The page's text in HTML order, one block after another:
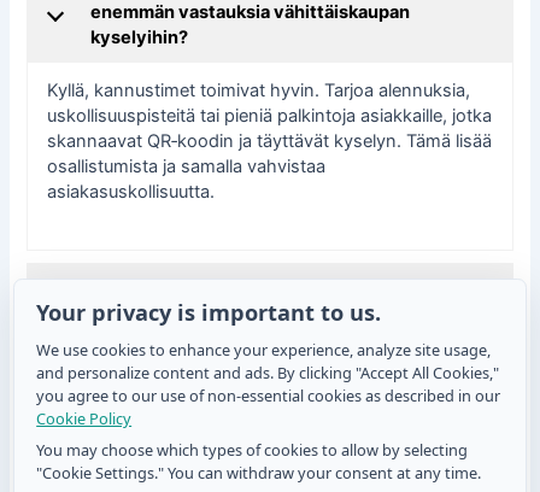
enemmän vastauksia vähittäiskaupan
kyselyihin?
Kyllä, kannustimet toimivat hyvin. Tarjoa alennuksia,
uskollisuuspisteitä tai pieniä palkintoja asiakkaille, jotka
skannaavat QR‑koodin ja täyttävät kyselyn. Tämä lisää
osallistumista ja samalla vahvistaa
asiakasuskollisuutta.
rajoituksia?
Rajoitukset ovat vähäisiä. Asiakkaat tarvitsevat
älypuhelimen, jossa on kamera tai QR‑lukija, sekä
internetyhteyden lomakkeen avaamista varten. Kun
nämä perusedellytykset ovat kunnossa, QR‑koodit
ovat joustava ja tehokas tapa kerätä palautetta.
Your privacy is important to us.
We use cookies to enhance your experience, analyze site usage,
and personalize content and ads. By clicking "Accept All Cookies,"
you agree to our use of non-essential cookies as described in our
Cookie Policy
You may choose which types of cookies to allow by selecting
"Cookie Settings." You can withdraw your consent at any time.